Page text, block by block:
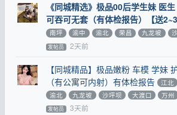
《同城精选》极品00后学生妹 医
可吞可无套（有体检报告）【送2~3
南坪
渝中 渝北 荣昌 九龙坡
发帖员 2天前
【同城精品】极品嫩粉 车模 学妹
（有公寓可内射）有体检报告
江北
渝北
九龙坡 沙坪坝 大渡口 万州
发帖员 3天前